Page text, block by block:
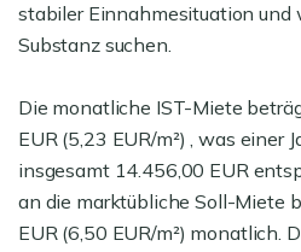
stabiler Einnahmesituation und
Substanz suchen.
Die monatliche IST-Miete
EUR (5,23 EUR/m²) , was einer
insgesamt 14.456,00 EUR
an die marktübliche Soll-Miete
EUR (6,50 EUR/m²) monatlich.